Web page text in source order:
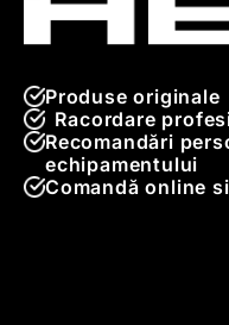
Produse originale
Racordare
Recomandări
echipamentului
Comandă online